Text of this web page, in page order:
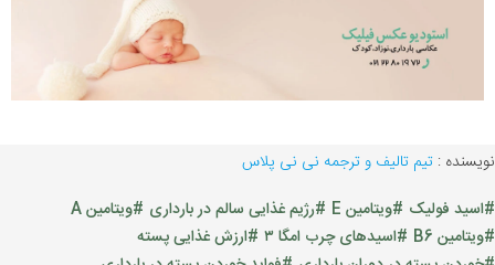
نویسنده : تیم تالیف و ترجمه نی نی پلاس
#اسید فولیک #ویتامین E #رژیم غذایی سالم در بارداری #ویتامین A
#ویتامین B6
#اسیدهای چرب امگا ۳
#ارزش غذایی پسته